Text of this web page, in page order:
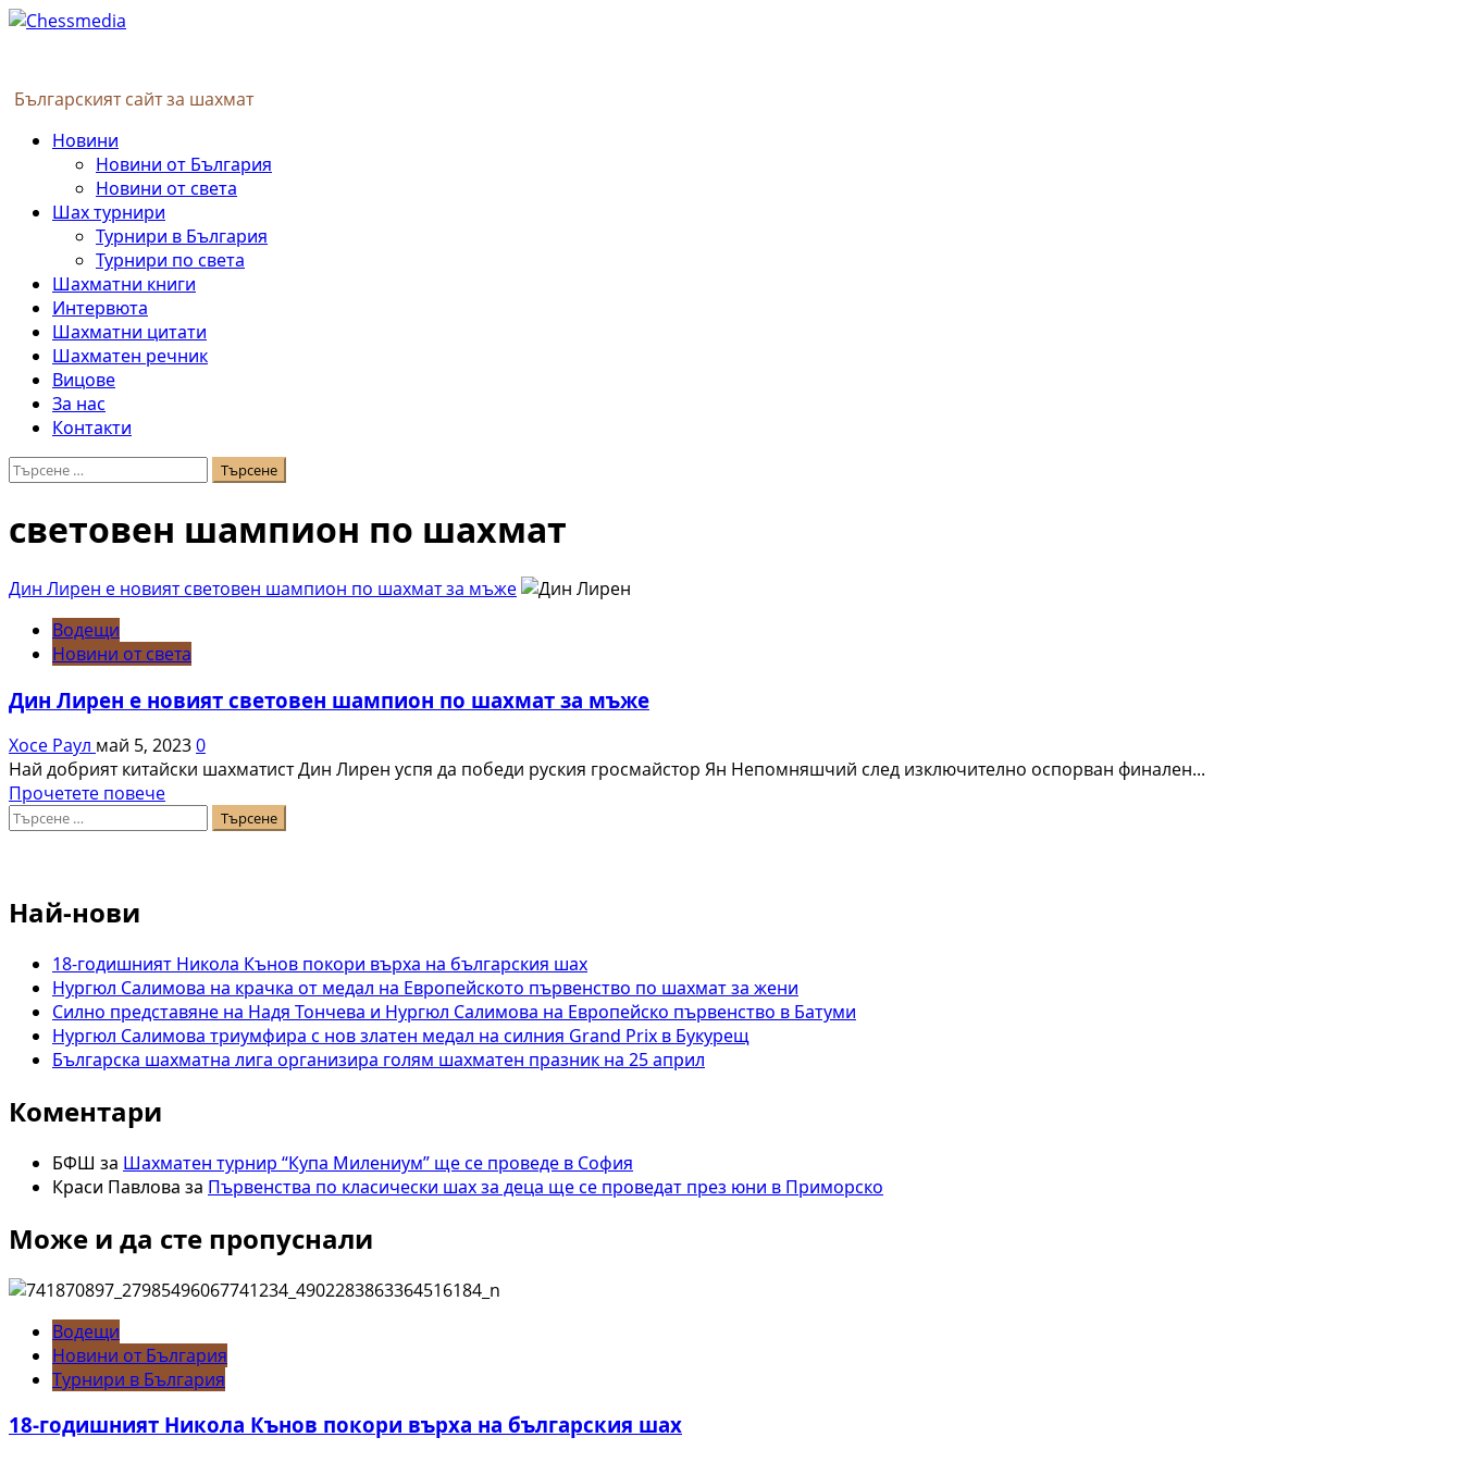
Skip
Българският сайт за шахмат
PrimaryНовини
Новини от България
Новини от света
Шах турнири
Турнири в България
Турнири по света
Шахматни книги
Интервюта
Шахматни цитати
Шахматен речник
Вицове
За нас
Контакти
Търсене
световен шампион по шахмат
Дин Лирен е новият световен шампион по шахмат за мъже
Водещи
Новини от света
Дин Лирен е новият световен шампион по шахмат за мъже
Хосе Раул май 5, 20230
Най добрият китайски шахматист Дин Лирен успя да победи руския гросмайстор Ян Непомняшчий след изключително оспорван финален...
Прочетете повечеRead
световен
шампион
по
шахмат
за
Търсене
Най-нови
18-годишният Никола Кънов покори върха на българския шах
Нургюл Салимова на крачка от медал на Европейското първенство по шахмат за жени
Силно представяне на Надя Тончева и Нургюл Салимова на Европейско първенство в Батуми
Нургюл Салимова триумфира с нов златен медал на силния Grand Prix в Букурещ
Българска шахматна лига организира голям шахматен празник на 25 април
Коментари
БФШ за Шахматен турнир “Купа Милениум” ще се проведе в София
Краси Павлова за Първенства по класически шах за деца ще се проведат през юни в Приморско
Може и да сте пропуснали
Водещи
Новини от България
Турнири в България
18-годишният Никола Кънов покори върха на българския шах